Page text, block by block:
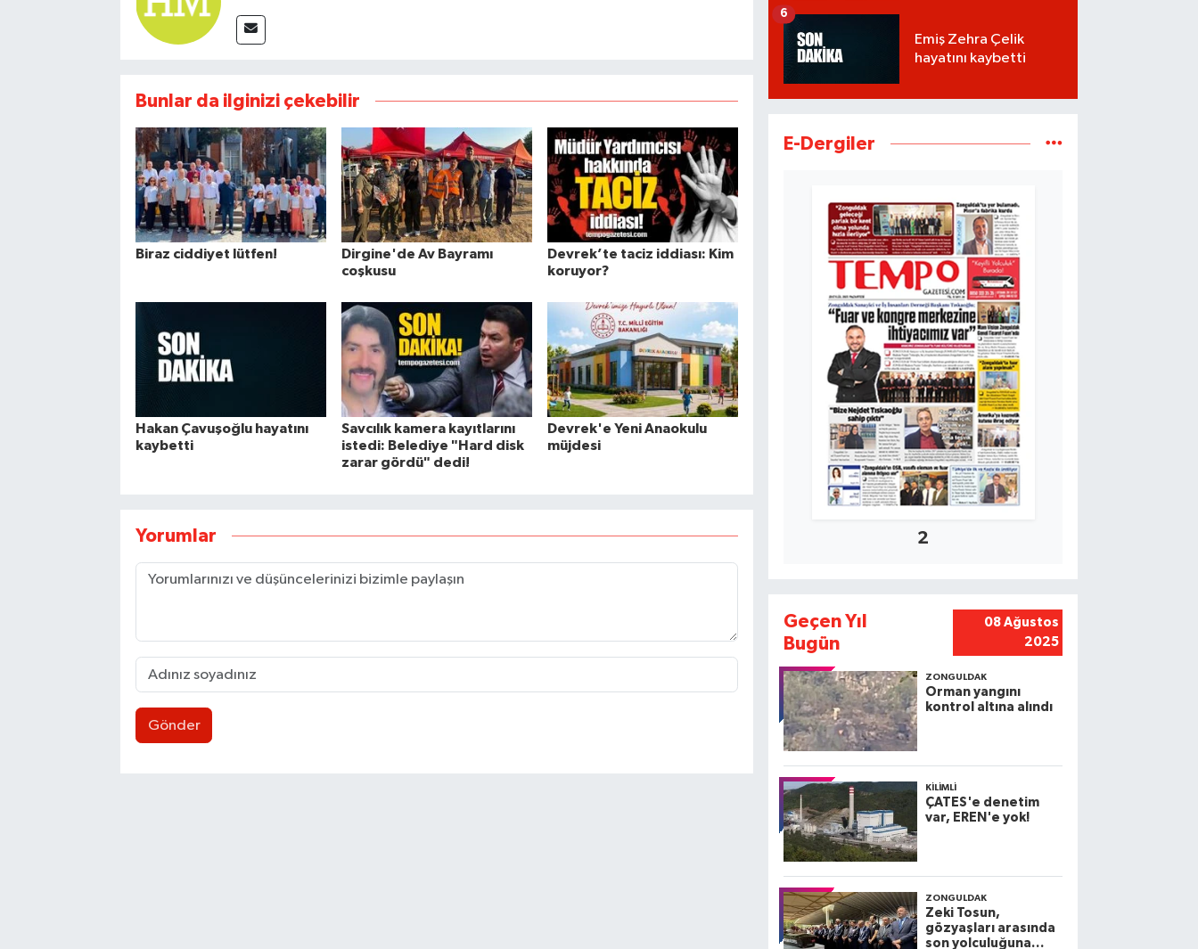
Bunlar da ilginizi çekebilir
Biraz ciddiyet lütfen!
Dirgine'de Av Bayramı
coşkusu
Devrek’te taciz iddiası: Kim
koruyor?
Hakan Çavuşoğlu hayatını
kaybetti
Savcılık kamera kayıtlarını
istedi: Belediye "Hard disk
zarar gördü" dedi!
Devrek'e Yeni Anaokulu
müjdesi
Yorumlar
Gönder
Emiş Zehra Çelik
hayatını kaybetti
6
E-Dergiler
2
Geçen Yıl
Bugün
08 Ağustos
2025
ZONGULDAK
Orman yangını
kontrol altına alındı
KILIMLI
ÇATES'e denetim
var, EREN'e yok!
ZONGULDAK
Zeki Tosun,
gözyaşları arasında
son yolculuğuna